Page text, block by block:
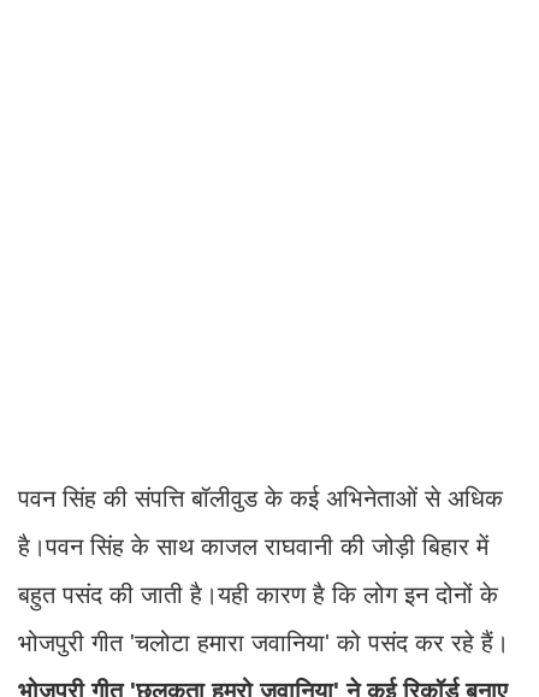
पवन सिंह की संपत्ति बॉलीवुड के कई अभिनेताओं से अधिक
है।पवन सिंह के साथ काजल राघवानी की जोड़ी बिहार में
बहुत पसंद की जाती है।यही कारण है कि लोग इन दोनों के
भोजपुरी गीत 'चलोटा हमारा जवानिया' को पसंद कर रहे हैं।
भोजपुरी गीत 'छलकता हमरो जवानिया' ने कई रिकॉर्ड बनाए